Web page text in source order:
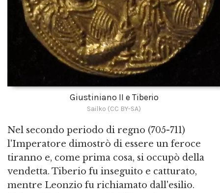
Giustiniano II e Tiberio
Sailko (CC BY-SA)
Nel secondo periodo di regno (705-711)
l'Imperatore dimostrò di essere un feroce
tiranno e, come prima cosa, si occupò della
vendetta. Tiberio fu inseguito e catturato,
mentre Leonzio fu richiamato dall'esilio.